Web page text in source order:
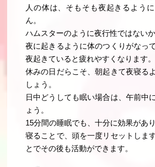
人の体は、そもそも夜起きるよう
ん。
ハムスターのように夜行性ではないか
夜に起きるように体のつくりがなっ
夜起きていると疲れやすくなります。
休みの日だらこそ、朝起きて夜寝る
しょう。
日中どうしても眠い場合は、午前中
ょう。
15分間の睡眠でも、十分に効果があり
寝ることで、頭を一度リセットしま
とでその後も活動ができます。